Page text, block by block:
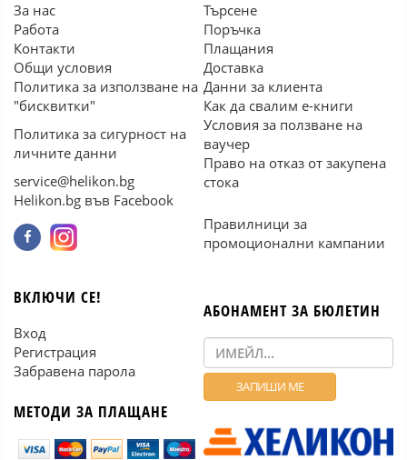
За нас
Работа
Контакти
Общи условия
Политика за използване на
"бисквитки"
Политика за сигурност на
личните данни
service@helikon.bg
Helikon.bg във Facebook
Търсене
Поръчка
Плащания
Доставка
Данни за клиента
Как да свалим е-книги
Условия за ползване на
ваучер
Право на отказ от закупена
стока
Правилници за
промоционални кампании
ВКЛЮЧИ СЕ!
Вход
Регистрация
Забравена парола
МЕТОДИ ЗА ПЛАЩАНЕ
АБОНАМЕНТ ЗА БЮЛЕТИН